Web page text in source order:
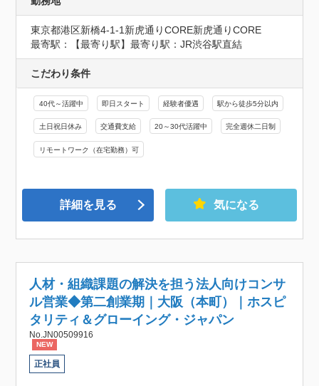
東京都港区新橋4-1-1新虎通りCORE新虎通りCORE
最寄駅：【最寄り駅】最寄り駅：JR渋谷駅直結
こだわり条件
40代～活躍中 即日スタート 経験者優遇 駅から徒歩5分以内
土日祝日休み 交通費支給 20～30代活躍中 完全週休二日制
リモートワーク（在宅勤務）可
詳細を見る 気になる
人材・組織課題の解決を担う法人向けコンサ
ル営業◆第二創業期｜大阪（本町）｜ホスピ
タリティ＆グローイング・ジャパン
No.JN00509916
NEW
正社員